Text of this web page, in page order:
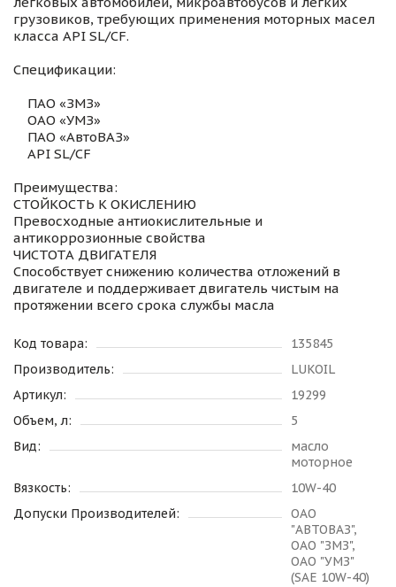
грузовиков, требующих применения моторных масел
класса API SL/CF.
Спецификации:
ПАО «ЗМЗ»
ОАО «УМЗ»
ПАО «АвтоВАЗ»
API SL/CF
Преимущества:
СТОЙКОСТЬ К ОКИСЛЕНИЮ
Превосходные антиокислительные и
антикоррозионные свойства
ЧИСТОТА ДВИГАТЕЛЯ
Способствует снижению количества отложений в
двигателе и поддерживает двигатель чистым на
протяжении всего срока службы масла
Код товара:
135845
Производитель:
LUKOIL
Артикул:
19299
Объем, л:
5
Вид:
масло
моторное
Вязкость:
10W-40
Допуски Производителей:
ОАО
"АВТОВАЗ",
ОАО "ЗМЗ",
ОАО "УМЗ"
(SAE 10W-40)